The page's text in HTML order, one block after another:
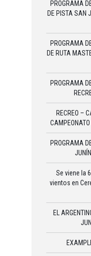
PROGRAMA
DE PISTA SAN
PROGRAMA
DE RUTA
PROGRAMA
RECREO –
PROGRAMA
Se viene la
vientos en
EL